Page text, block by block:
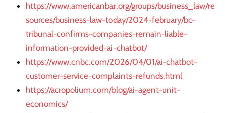
https://www.americanbar.org/groups/business_law/re
sources/business-law-today/2024-february/bc-
tribunal-confirms-companies-remain-liable-
information-provided-ai-chatbot/
https://www.cnbc.com/2026/04/01/ai-chatbot-
customer-service-complaints-refunds.html
https://acropolium.com/blog/ai-agent-unit-
economics/